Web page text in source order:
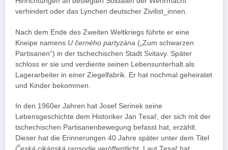
verhindert oder das Lynchen deutscher Zivilist_innen.
Nach dem Ende des Zweiten Weltkriegs führte er eine
Kneipe namens U černého partyzána („Zum schwarzen
Partisanen“) in der tschechischen Stadt Svitavy. Später
schloss er sie und verdiente seinen Lebensunterhalt als
Lagerarbeiter in einer Ziegelfabrik. Er hat nochmal geheiratet
und Kinder bekommen.
In den 1960er Jahren hat Josef Serinek seine
Lebensgeschichte dem Historiker Jan Tesař, der sich mit der
tschechischen Partisanenbewegung befasst hat, erzählt.
Dieser hat die Erinnerungen 40 Jahre später unter dem Titel